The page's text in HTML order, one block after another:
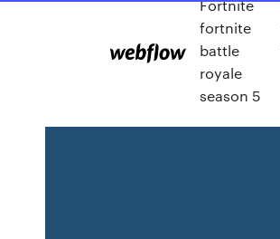
Fortnite
fortnite
battle
royale
season 5